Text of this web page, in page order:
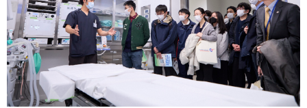
ム 医療機器開発コース 申込受付中
大阪医療センターBi-AMPS 2025.11.03
2025年11月7日～8日 第79回国立病院総合医学会に、大阪